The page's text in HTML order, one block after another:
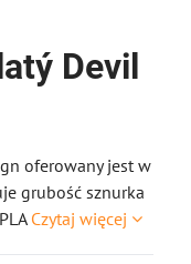
Devil
oferowany jest w
grubość sznurka
Czytaj więcej